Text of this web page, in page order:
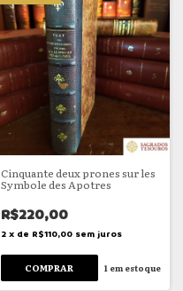
Cinquante deux prones sur les
Symbole des Apotres
R$220,00
2 x de R$110,00 sem juros
1 em estoque